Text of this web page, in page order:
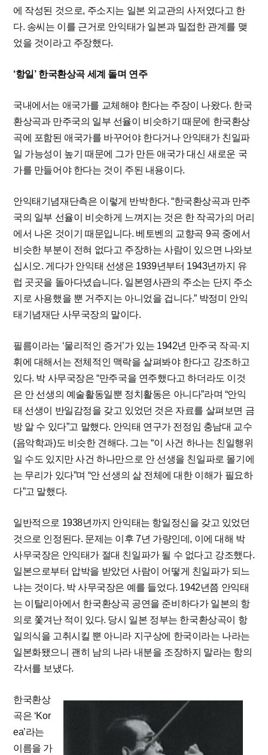
에 작성된 것으로, 주소지는 일본 외교관의 사저였다고 한
다. 송씨는 이를 근거로 안익태가 일본과 밀접한 관계를 맺
었을 것이라고 주장했다.
‘항일’ 한국환상곡 세계 돌며 연주
국내에서는 애국가를 교체해야 한다는 주장이 나왔다. 한국
환상곡과 만주국의 일부 선율이 비슷하기 때문에 한국환상
곡에 포함된 애국가를 바꾸어야 한다거나 안익태가 친일파
일 가능성이 높기 때문에 그가 만든 애국가 대신 새로운 국
가를 만들어야 한다는 것이 주된 내용이다.
안익태기념재단측은 이렇게 반박한다. “한국환상곡과 만주
국의 일부 선율이 비슷하게 느껴지는 것은 한 작곡가의 머리
에서 나온 것이기 때문입니다. 베토벤의 교향곡 9곡 중에서
비슷한 부분이 전혀 없다고 주장하는 사람이 있으면 나와보
십시오. 게다가 안익태 선생은 1939년부터 1943년까지 유
럽 곳곳을 돌아다녔습니다. 일본영사관의 주소는 단지 주소
지로 사용했을 뿐 거주지는 아니었을 겁니다.” 박정미 안익
태기념재단 사무국장의 말이다.
필름이라는 ‘물리적인 증거’가 있는 1942년 만주국 작곡·지
휘에 대해서는 전체적인 맥락을 살펴봐야 한다고 강조하고
있다. 박 사무국장은 “만주국을 연주했다고 하더라도 이것
은 안 선생의 예술활동일뿐 정치활동은 아니다”라며 “안익
태 선생이 반일감정을 갖고 있었던 것은 자료를 살펴보면 금
방 알 수 있다”고 말했다. 안익태 연구가 전정임 충남대 교수
(음악학과)도 비슷한 견해다. 그는 “이 사건 하나는 친일행위
일 수도 있지만 사건 하나만으로 안 선생을 친일파로 몰기에
는 무리가 있다”며 “안 선생의 삶 전체에 대한 이해가 필요하
다”고 말했다.
일반적으로 1938년까지 안익태는 항일정신을 갖고 있었던
것으로 인정된다. 문제는 이후 7년 가량인데, 이에 대해 박
사무국장은 안익태가 절대 친일파가 될 수 없다고 강조했다.
일본으로부터 압박을 받았던 사람이 어떻게 친일파가 되느
냐는 것이다. 박 사무국장은 예를 들었다. 1942년쯤 안익태
는 이탈리아에서 한국환상곡 공연을 준비하다가 일본의 항
의로 쫓겨난 적이 있다. 당시 일본 정부는 한국환상곡이 항
일의식을 고취시킬 뿐 아니라 지구상에 한국이라는 나라는
일본화됐으니 괜히 남의 나라 내분을 조장하지 말라는 항의
각서를 보냈다.
한국환상
곡은 ‘Kor
ea’라는
이름을 가